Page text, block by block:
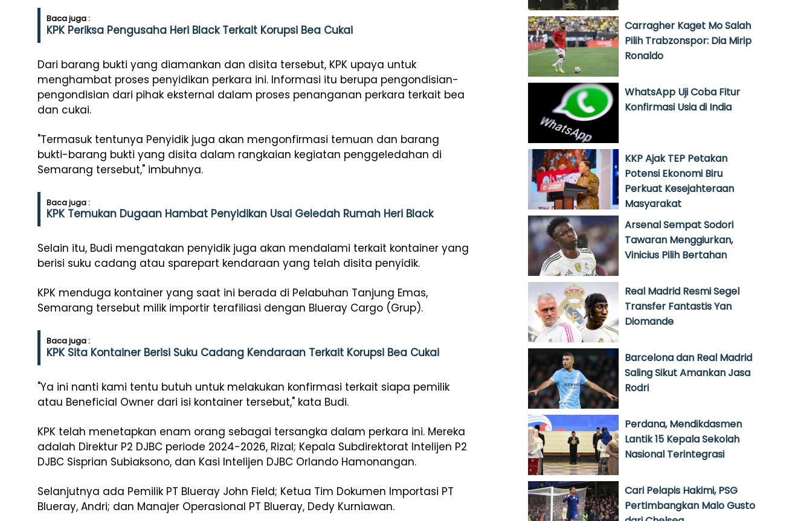
Baca juga :
KPK Periksa Pengusaha Heri Black Terkait Korupsi Bea Cukai
Dari barang bukti yang diamankan dan disita tersebut, KPK upaya untuk
menghambat proses penyidikan perkara ini. Informasi itu berupa pengondisian-
pengondisian dari pihak eksternal dalam proses penanganan perkara terkait bea
dan cukai.
"Termasuk tentunya Penyidik juga akan mengonfirmasi temuan dan barang
bukti-barang bukti yang disita dalam rangkaian kegiatan penggeledahan di
Semarang tersebut," imbuhnya.
Baca juga :
KPK Temukan Dugaan Hambat Penyidikan Usai Geledah Rumah Heri Black
Selain itu, Budi mengatakan penyidik juga akan mendalami terkait kontainer yang
berisi suku cadang atau sparepart kendaraan yang telah disita penyidik.
KPK menduga kontainer yang saat ini berada di Pelabuhan Tanjung Emas,
Semarang tersebut milik importir terafiliasi dengan Blueray Cargo (Grup).
Baca juga :
KPK Sita Kontainer Berisi Suku Cadang Kendaraan Terkait Korupsi Bea Cukai
"Ya ini nanti kami tentu butuh untuk melakukan konfirmasi terkait siapa pemilik
atau Beneficial Owner dari isi kontainer tersebut," kata Budi.
KPK telah menetapkan enam orang sebagai tersangka dalam perkara ini. Mereka
adalah Direktur P2 DJBC periode 2024-2026, Rizal; Kepala Subdirektorat Intelijen P2
DJBC Sisprian Subiaksono, dan Kasi Intelijen DJBC Orlando Hamonangan.
Selanjutnya ada Pemilik PT Blueray John Field; Ketua Tim Dokumen Importasi PT
Blueray, Andri; dan Manajer Operasional PT Blueray, Dedy Kurniawan.
Carragher Kaget Mo Salah
Pilih Trabzonspor: Dia Mirip
Ronaldo
WhatsApp Uji Coba Fitur
Konfirmasi Usia di India
KKP Ajak TEP Petakan
Potensi Ekonomi Biru
Perkuat Kesejahteraan
Masyarakat
Arsenal Sempat Sodori
Tawaran Menggiurkan,
Vinicius Pilih Bertahan
Real Madrid Resmi Segel
Transfer Fantastis Yan
Diomande
Barcelona dan Real Madrid
Saling Sikut Amankan Jasa
Rodri
Perdana, Mendikdasmen
Lantik 15 Kepala Sekolah
Nasional Terintegrasi
Cari Pelapis Hakimi, PSG
Pertimbangkan Malo Gusto